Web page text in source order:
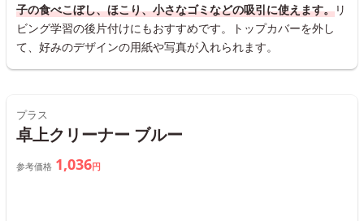
子の食べこぼし、ほこり、小さなゴミなどの吸引に使えます。リ
ビング学習の後片付けにもおすすめです。トップカバーを外し
て、好みのデザインの用紙や写真が入れられます。
プラス
卓上クリーナー ブルー
参考価格 1,036円